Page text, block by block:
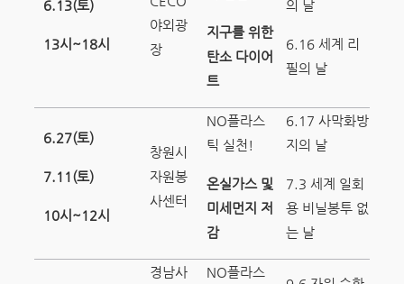
6.13(토)
13시 ~18시
야외광
장
지구를 위한
탄소 다이어
트
의 날
6.16 세계 리
필의 날
6.27(토)
7.11(토)
10시 ~12시
창원시
자원봉
사센터
NO플라스
틱 실천!
온실가스 및
미세먼지 저
감
6.17 사막화방
지의 날
7.3 세계 일회
용 비닐봉투 없
는 날
경남사
NO플라스